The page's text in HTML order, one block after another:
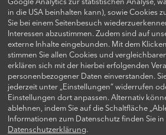
in die USA beinhalten kann), sowie Cookies
Sie bei einem Seitenbesuch
Interessen abzustimmen. Zudem sind auf
externe Inhalte eingebunden. Mit dem
stimmen Sie allen Cookies und
erklären sich mit der hierbei erfolgenden
personenbezogener Daten einverstanden.
jederzeit unter „Einstellungen“ widerrufen
Einstellungen dort anpassen. Alternativ
ablehnen, indem Sie auf die Schaltfläche
Informationen zum Datenschutz finden Sie
Datenschutzerklärung.
FOLGEN SIE UNS AUF
KONTAKTIEREN SIE